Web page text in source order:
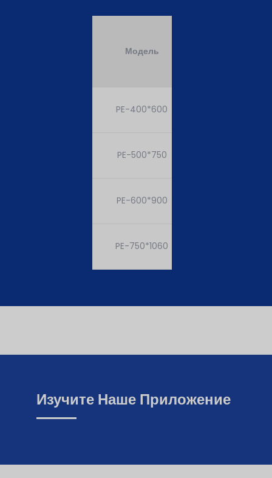
Модель
PE-400*600
PE-500*750
PE-600*900
PE-750*1060
Изучите Наше Приложение